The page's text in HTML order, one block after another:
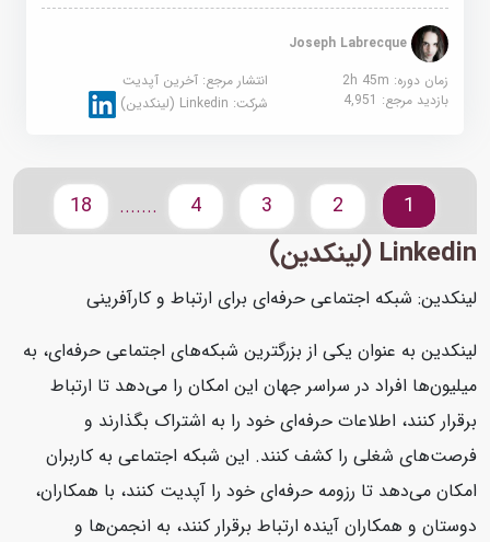
Joseph Labrecque
زمان دوره: 2h 45m
انتشار مرجع:آخرین آپدیت
بازدید مرجع:4,951 شرکت:Linkedin (لینکدین)
.......
18
Linkedin (لینکدین)
لینکدین: شبکه اجتماعی حرفه‌ای برای ارتباط و کارآفرینی
لینکدین به عنوان یکی از بزرگترین شبکه‌های اجتماعی حرفه‌ای، به
میلیون‌ها افراد در سراسر جهان این امکان را می‌دهد تا ارتباط
برقرار کنند، اطلاعات حرفه‌ای خود را به اشتراک بگذارند و
فرصت‌های شغلی را کشف کنند. این شبکه اجتماعی به کاربران
امکان می‌دهد تا رزومه حرفه‌ای خود را آپدیت کنند، با همکاران،
دوستان و همکاران آینده ارتباط برقرار کنند، به انجمن‌ها و